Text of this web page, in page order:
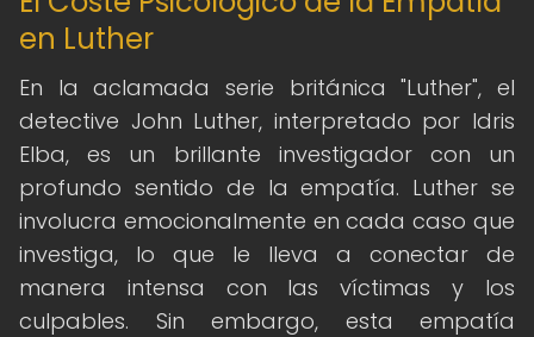
en Luther
En la aclamada serie británica "Luther", el
detective John Luther, interpretado por Idris
Elba, es un brillante investigador con un
profundo sentido de la empatía. Luther se
involucra emocionalmente en cada caso que
investiga, lo que le lleva a conectar de
manera intensa con las víctimas y los
culpables. Sin embargo, esta empatía